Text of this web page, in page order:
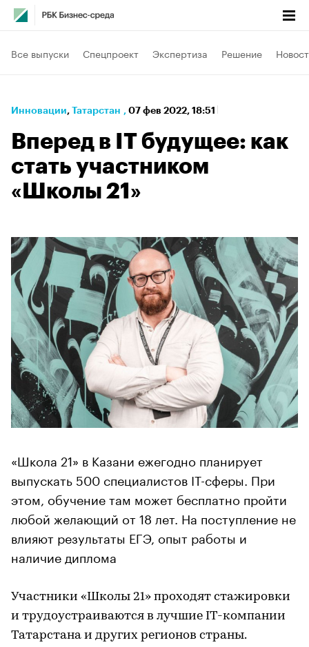
Все выпуски Спецпроект Экспертиза Решение
Инновации⁠, Татарстан , 07 фев 2022, 18:51
Вперед в IT будущее: как
стать участником
«Школы 21»
«Школа 21» в Казани ежегодно планирует
выпускать 500 специалистов IT-сферы. При
этом, обучение там может бесплатно пройти
любой желающий от 18 лет. На поступление не
влияют результаты ЕГЭ, опыт работы и
наличие диплома
Участники «Школы 21» проходят стажировки
и трудоустраиваются в лучшие IT-компании
Татарстана и других регионов страны.